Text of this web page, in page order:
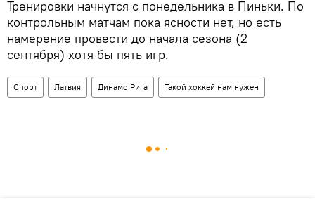
Тренировки начнутся с понедельника в Пиньки. По
контрольным матчам пока ясности нет, но есть
намерение провести до начала сезона (2
сентября) хотя бы пять игр.
Спорт Латвия Динамо Рига Такой хоккей нам нужен